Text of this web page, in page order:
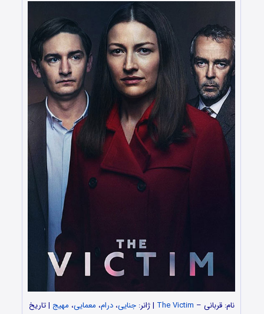
نام: قربانی – The Victim | ژانر:جنایی،درام، معمایی، مهیج | تاریخ